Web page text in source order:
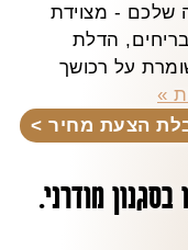
שלכם - מצוידת
הדלת
על רכושך
»
הצעת מחיר >
מודרני.